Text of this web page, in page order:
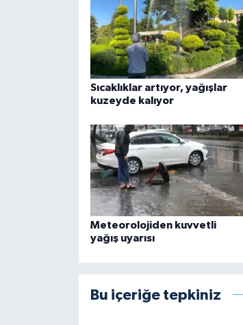
Sıcaklıklar artıyor, yağışlar
kuzeyde kalıyor
Meteorolojiden kuvvetli
yağış uyarısı
Bu içeriğe tepkiniz